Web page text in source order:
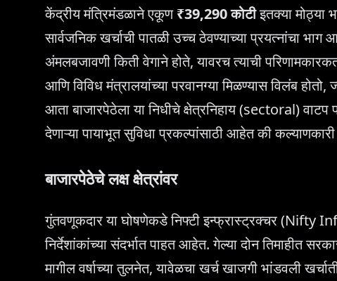
केंद्रीय मंत्रिमंडळाने एकूण₹39,290 कोटीइतक्या मोठ्या
सार्वजनिक खर्चाची पातळी उच्च ठेवण्याच्या प्रयत्नांचा
अंमलबजावणी किती वेगाने होते, यावरच त्याची
आणि विविध मंत्रालयांच्या परवानग्या मिळण्यास विलंब
आता बाजारपेठेला या निधीचे क्षेत्रनिहाय (sectoral)
देणाऱ्या पायाभूत सुविधा प्रकल्पांसाठी आहेत की
बाजारपेठेचे लक्ष क्षेत्रांवर
गुंतवणूकदार या घोषणेकडे निफ्टी इन्फ्रास्ट्रक्चर
निर्देशांकांच्या संदर्भात पाहत आहेत. गेल्या दोन तिमाहीत
मागील वर्षाच्या तुलनेत, यावेळचा खर्च खाजगी भांडवली